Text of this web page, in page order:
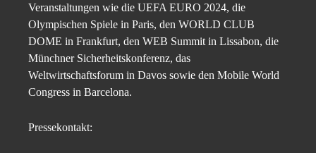
Veranstaltungen wie die UEFA EURO 2024, die
Olympischen Spiele in Paris, den WORLD CLUB
DOME in Frankfurt, den WEB Summit in Lissabon, die
Münchner Sicherheitskonferenz, das
Weltwirtschaftsforum in Davos sowie den Mobile World
Congress in Barcelona.
Pressekontakt: